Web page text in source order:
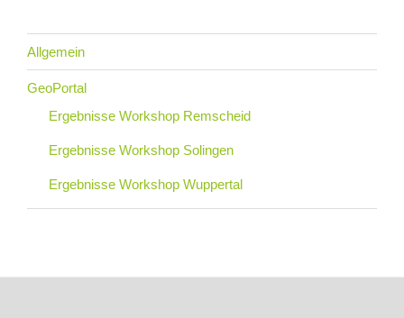
Allgemein
GeoPortal
Ergebnisse Workshop Remscheid
Ergebnisse Workshop Solingen
Ergebnisse Workshop Wuppertal